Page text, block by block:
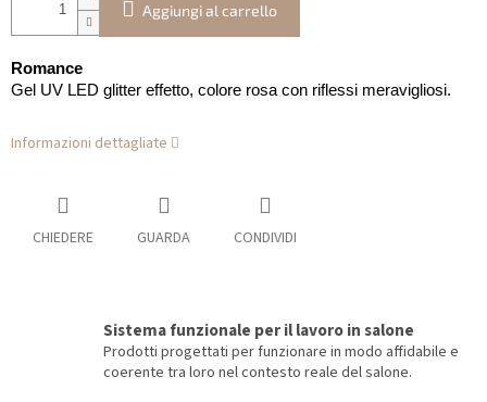
Aggiungi al carrello
Romance
Gel UV LED glitter effetto, colore rosa con riflessi meravigliosi.
Informazioni dettagliate
CHIEDERE GUARDA CONDIVIDI
Sistema funzionale per il lavoro in salone
Prodotti progettati per funzionare in modo affidabile e
coerente tra loro nel contesto reale del salone.